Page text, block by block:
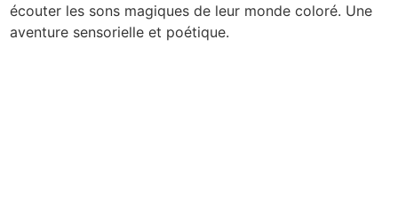
écouter les sons magiques de leur monde coloré. Une
aventure sensorielle et poétique.